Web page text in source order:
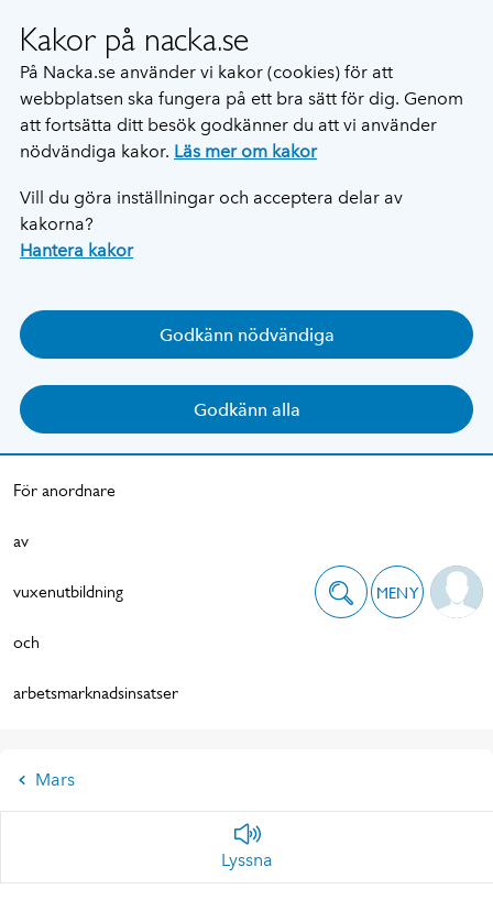
Kakor på nacka.se
På Nacka.se använder vi kakor (cookies) för att
webbplatsen ska fungera på ett bra sätt för dig. Genom
att fortsätta ditt besök godkänner du att vi använder
nödvändiga kakor. Läs mer om kakor
Vill du göra inställningar och acceptera delar av
kakorna?
Hantera kakor
Godkänn nödvändiga
Godkänn alla
För anordnare
av
vuxenutbildning
och
arbetsmarknadsinsatser
MENY
Mars
Lyssna